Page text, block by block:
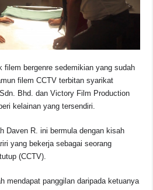
filem bergenre sedemikian yang sudah
filem CCTV terbitan syarikat
Bhd. dan Victory Film Production
kelainan yang tersendiri.
Daven R. ini bermula dengan kisah
yang bekerja sebagai seorang
(CCTV).
mendapat panggilan daripada ketuanya